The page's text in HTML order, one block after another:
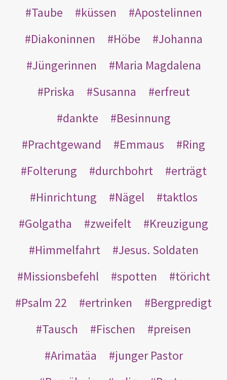
Taube
küssen
Apostelinnen
Diakoninnen
Höbe
Johanna
Jüngerinnen
Maria Magdalena
Priska
Susanna
erfreut
dankte
Besinnung
Prachtgewand
Emmaus
Ring
Folterung
durchbohrt
erträgt
Hinrichtung
Nägel
taktlos
Golgatha
zweifelt
Kreuzigung
Himmelfahrt
Jesus. Soldaten
Missionsbefehl
spotten
töricht
Psalm 22
ertrinken
Bergpredigt
Tausch
Fischen
preisen
Arimatäa
junger Pastor